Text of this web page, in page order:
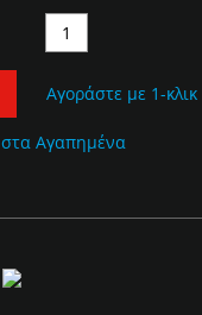
Αγοράστε με 1-κλικ
Αγαπημένα